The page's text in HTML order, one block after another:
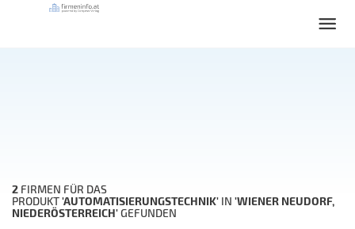
2 FIRMEN FÜR DAS
PRODUKT'AUTOMATISIERUNGSTECHNIK' IN 'WIENER NEUDORF,
NIEDERÖSTERREICH'GEFUNDEN